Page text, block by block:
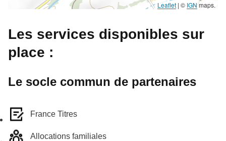
Leaflet | © IGNmaps.
Les services disponibles sur
place :
Le socle commun de partenaires
France Titres
Allocations familiales